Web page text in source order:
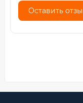
Оставить